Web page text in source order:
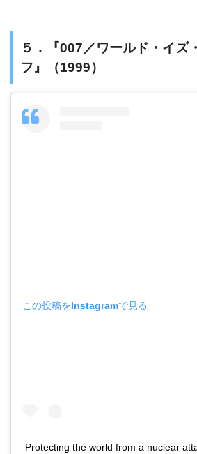
５．『007／ワールド・イズ
フ』（1999）
この投稿をInstagramで見る
Protecting the world from a nuclear